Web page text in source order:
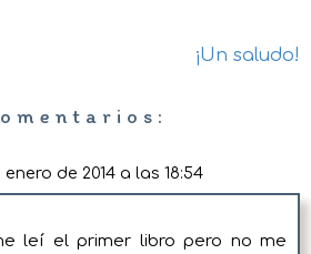
¡Un saludo!
enero de 2014 a las 18:54
leí el primer libro pero no me